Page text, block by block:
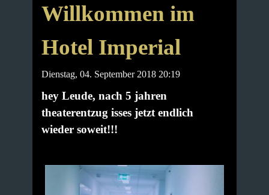
Willkommen im
Hotel Imperial
Dienstag, 04. September 2018 20:19
hey Leude, nach 5 jahren
theaterentzug isses jetzt endlich
wieder soweit!!!